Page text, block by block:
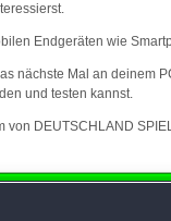
Endgeräten wie
nächste Mal an deinem
und testen kannst.
von DEUTSCHLAND